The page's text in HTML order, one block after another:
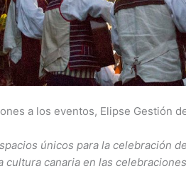
a los eventos, Elipse Gestión
únicos para la celebración
cultura canaria en las